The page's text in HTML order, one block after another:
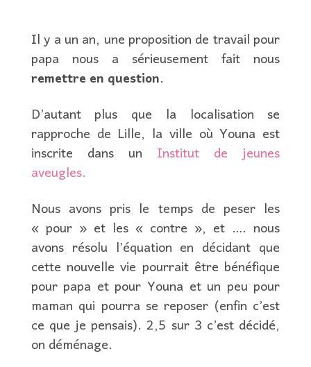
Il y a un an, une proposition de travail pour
papa nous a sérieusement fait nous
remettre en question.
D’autant plus que la localisation se
rapproche de Lille, la ville où Youna est
inscrite dans un Institut de jeunes
aveugles.
Nous avons pris le temps de peser les
« pour » et les « contre », et …. nous
avons résolu l’équation en décidant que
cette nouvelle vie pourrait être bénéfique
pour papa et pour Youna et un peu pour
maman qui pourra se reposer (enfin c’est
ce que je pensais). 2,5 sur 3 c’est décidé,
on déménage.